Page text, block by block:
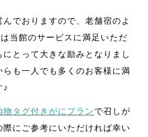
でおりますので、老舗宿のよ
当館のサービスに満足いただ
とって大きな励みとなりまし
も一人でも多くのお客様に満
♪
物タグ付きがにプランで召しが
にご参考にいただければ幸い